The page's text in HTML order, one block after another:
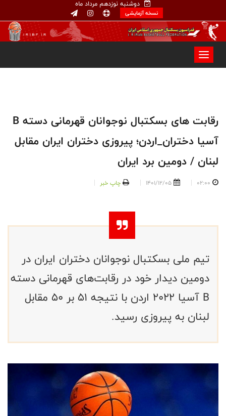
دوشنبه نوزدهم مرداد ماه
نسخه آزمایشی
رقابت های بسکتبال نوجوانان قهرمانی دسته B
آسیا دختران_اردن؛ پیروزی دختران ایران مقابل
لبنان / دومین برد ایران
02:00
1401/12/05 چاپ خبر
تیم ملی بسکتبال نوجوانان دختران ایران در
دومین دیدار خود در رقابت‌های قهرمانی دسته
B آسیا ۲۰۲۲ اردن با نتیجه ۵۱ بر ۵۰ مقابل
لبنان به پیروزی رسید.